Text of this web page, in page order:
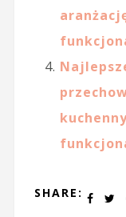
SHARE: